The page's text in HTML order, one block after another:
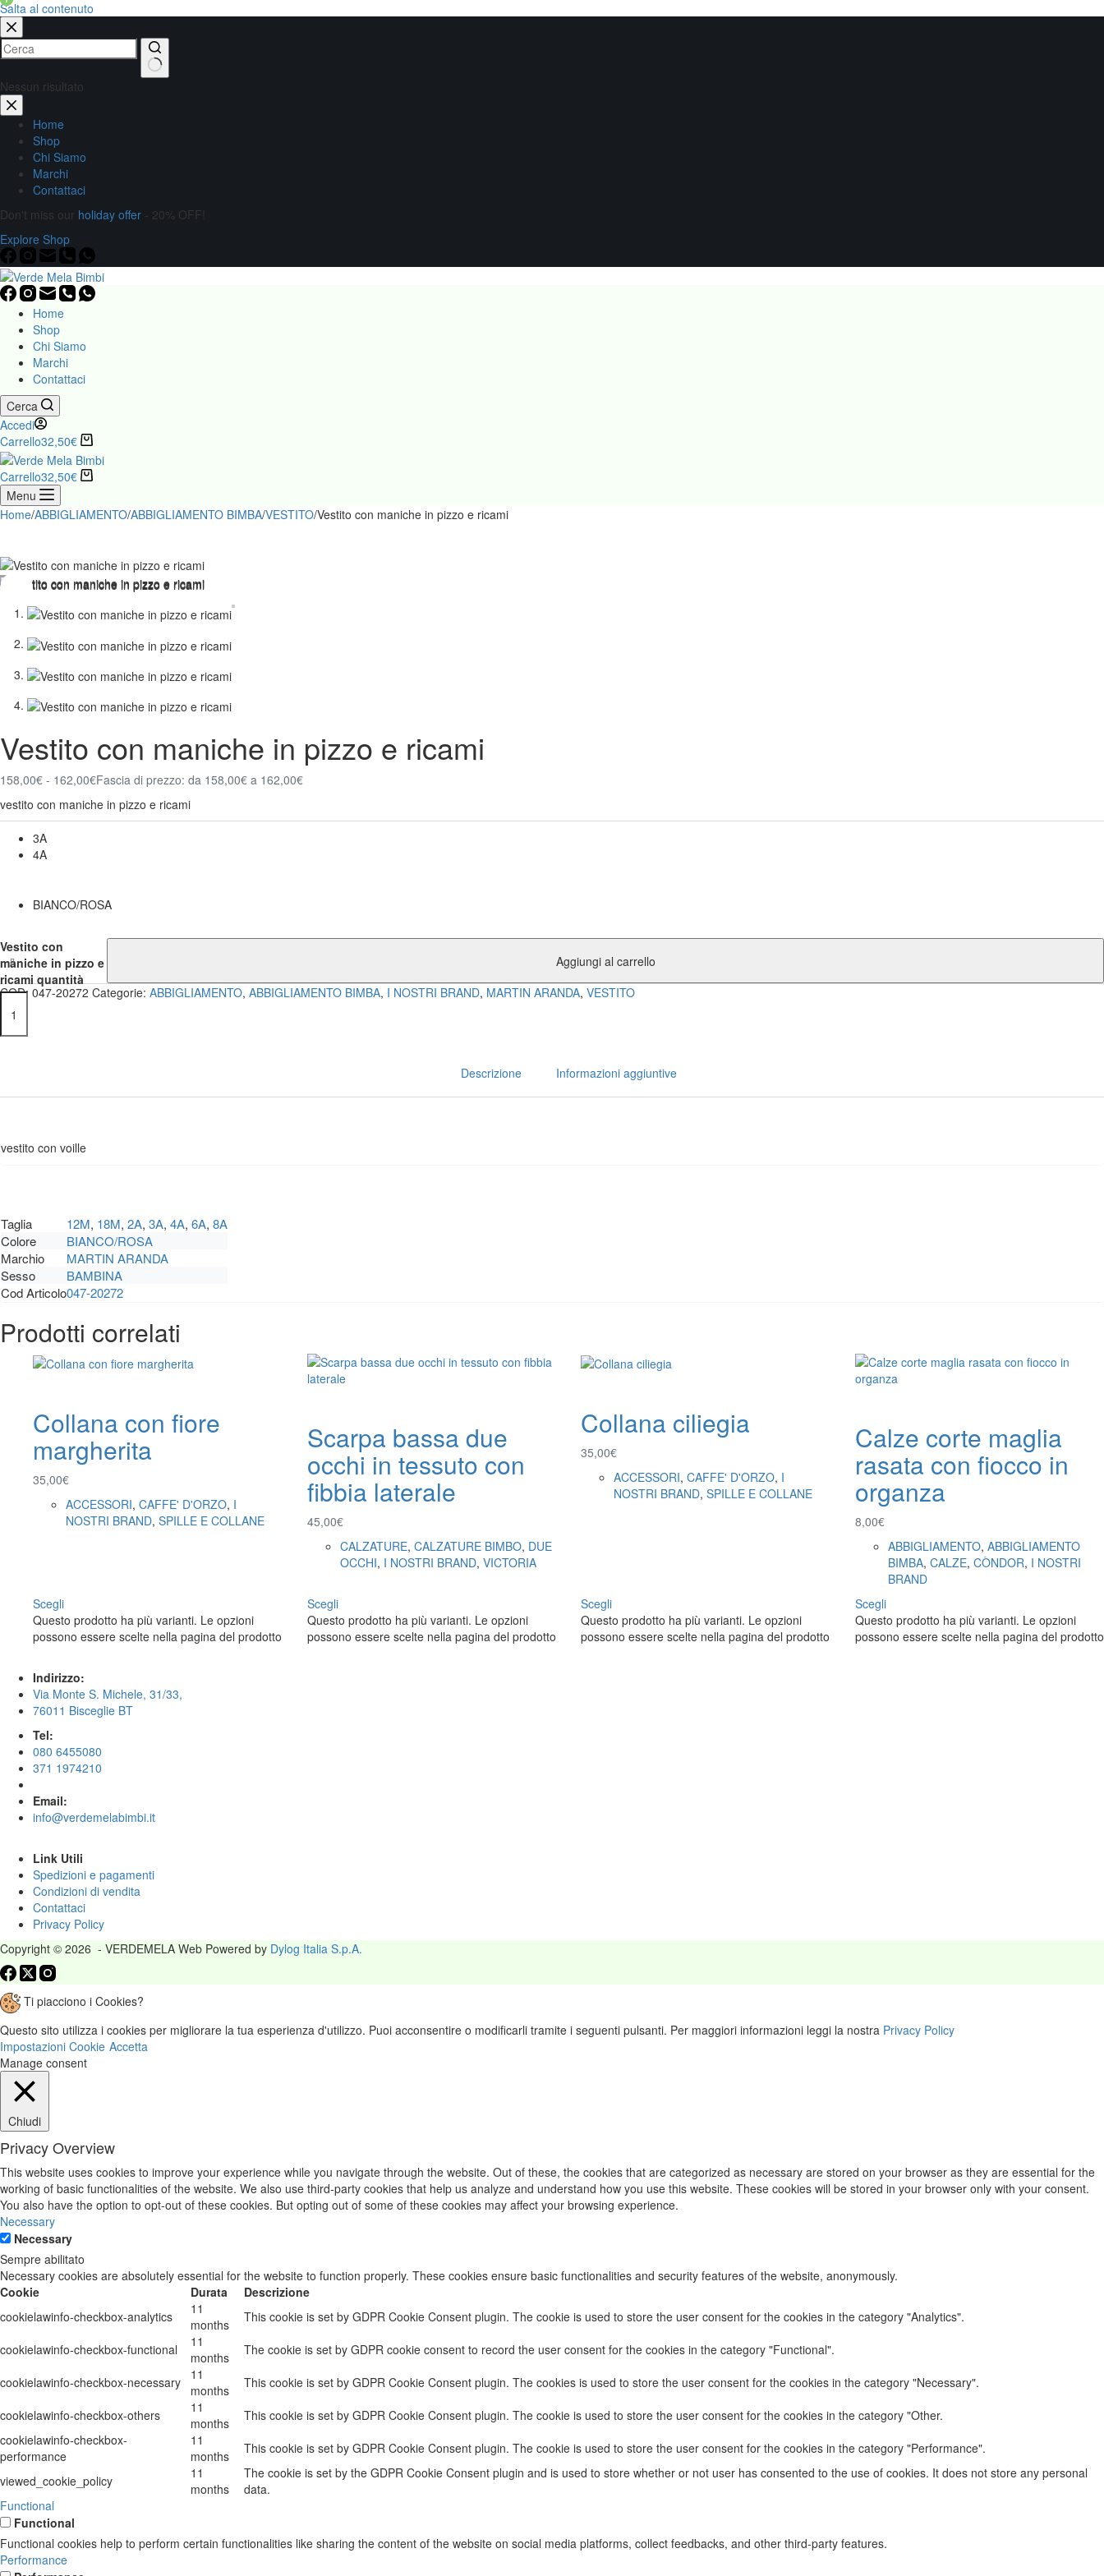
Salta al contenuto
Nessun risultato
Home
Shop
Chi Siamo
Marchi
Contattaci
Don't miss our holiday offer - 20% OFF!
Explore Shop
Home
Shop
Chi Siamo
Marchi
Contattaci
Cerca
Accedi
Carrello32,50€
Carrello32,50€
Menu
Home/ABBIGLIAMENTO/ABBIGLIAMENTO BIMBA/VESTITO/Vestito con maniche in pizzo e ricami
Vestito con maniche in pizzo e ricami
158,00€ - 162,00€Fascia di prezzo: da 158,00€ a 162,00€
vestito con maniche in pizzo e ricami
Taglia
3A
4A
BIANCO/ROSA
Vestito con
maniche in pizzo e
ricami quantità
Aggiungi al carrello
COD: 047-20272 Categorie: ABBIGLIAMENTO, ABBIGLIAMENTO BIMBA, I NOSTRI BRAND, MARTIN ARANDA, VESTITO
Descrizione Informazioni aggiuntive
vestito con voille
Taglia 12M, 18M, 2A, 3A, 4A, 6A, 8A
Colore
BIANCO/ROSA
Marchio
MARTIN ARANDA
Sesso
BAMBINA
Cod Articolo047-20272
Prodotti correlati
Collana con fiore
margherita
35,00€
ACCESSORI, CAFFE' D'ORZO, I
NOSTRI BRAND, SPILLE E COLLANE
Scegli
Questo prodotto ha più varianti. Le opzioni
possono essere scelte nella pagina del prodotto
Scarpa bassa due
occhi in tessuto con
fibbia laterale
45,00€
CALZATURE, CALZATURE BIMBO, DUE
OCCHI, I NOSTRI BRAND, VICTORIA
Scegli
Questo prodotto ha più varianti. Le opzioni
possono essere scelte nella pagina del prodotto
Collana ciliegia
35,00€
ACCESSORI, CAFFE' D'ORZO, I
NOSTRI BRAND, SPILLE E COLLANE
Scegli
Questo prodotto ha più varianti. Le opzioni
possono essere scelte nella pagina del prodotto
Calze corte maglia
rasata con fiocco in
organza
8,00€
ABBIGLIAMENTO, ABBIGLIAMENTO
BIMBA, CALZE, CÒNDOR, I NOSTRI
BRAND
Scegli
Questo prodotto ha più varianti. Le opzioni
possono essere scelte nella pagina del prodotto
Indirizzo:
Via Monte S. Michele, 31/33,
76011 Bisceglie BT
Tel:
080 6455080
371 1974210
Email:
info@verdemelabimbi.it
Link Utili
Spedizioni e pagamenti
Condizioni di vendita
Contattaci
Privacy Policy
Copyright © 2026 - VERDEMELA Web Powered by Dylog Italia S.p.A.
Ti piacciono i Cookies?
Questo sito utilizza i cookies per migliorare la tua esperienza d'utilizzo. Puoi acconsentire o modificarli tramite i seguenti pulsanti. Per maggiori informazioni leggi la nostra Privacy Policy
Impostazioni Cookie Accetta
Manage consent
Chiudi
Privacy Overview
This website uses cookies to improve your experience while you navigate through the website. Out of these, the cookies that are categorized as necessary are stored on your browser as they are essential for the
working of basic functionalities of the website. We also use third-party cookies that help us analyze and understand how you use this website. These cookies will be stored in your browser only with your consent.
You also have the option to opt-out of these cookies. But opting out of some of these cookies may affect your browsing experience.
Necessary
Necessary
Sempre abilitato
Necessary cookies are absolutely essential for the website to function properly. These cookies ensure basic functionalities and security features of the website, anonymously.
Cookie
Durata
Descrizione
cookielawinfo-checkbox-analytics
11
months
This cookie is set by GDPR Cookie Consent plugin. The cookie is used to store the user consent for the cookies in the category "Analytics".
cookielawinfo-checkbox-functional
11
months
The cookie is set by GDPR cookie consent to record the user consent for the cookies in the category "Functional".
cookielawinfo-checkbox-necessary
11
months
This cookie is set by GDPR Cookie Consent plugin. The cookies is used to store the user consent for the cookies in the category "Necessary".
cookielawinfo-checkbox-others
11
months
This cookie is set by GDPR Cookie Consent plugin. The cookie is used to store the user consent for the cookies in the category "Other.
cookielawinfo-checkbox-
performance
11
months
This cookie is set by GDPR Cookie Consent plugin. The cookie is used to store the user consent for the cookies in the category "Performance".
viewed_cookie_policy
11
months
The cookie is set by the GDPR Cookie Consent plugin and is used to store whether or not user has consented to the use of cookies. It does not store any personal
data.
Functional
Functional
Functional cookies help to perform certain functionalities like sharing the content of the website on social media platforms, collect feedbacks, and other third-party features.
Performance